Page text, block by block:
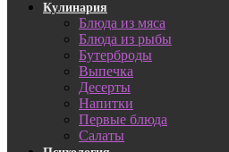
Кулинария
Блюда из мяса
Блюда из рыбы
Бутерброды
Выпечка
Десерты
Напитки
Первые блюда
Салаты